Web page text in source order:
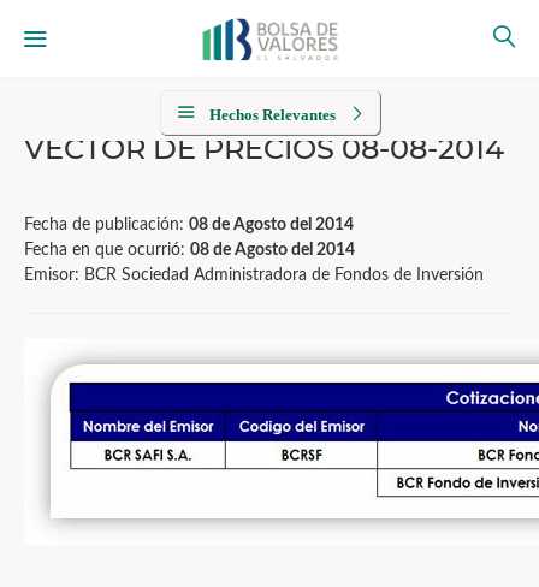
Hechos Relevantes
VECTOR DE PRECIOS 08-08-2014
Fecha de publicación: 08 de Agosto del 2014
Fecha en que ocurrió: 08 de Agosto del 2014
Emisor: BCR Sociedad Administradora de Fondos de Inversión